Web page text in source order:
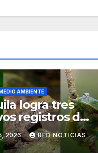
MEDIO AMBIENTE
logra tres
registros de
2026 RED NOTICIAS